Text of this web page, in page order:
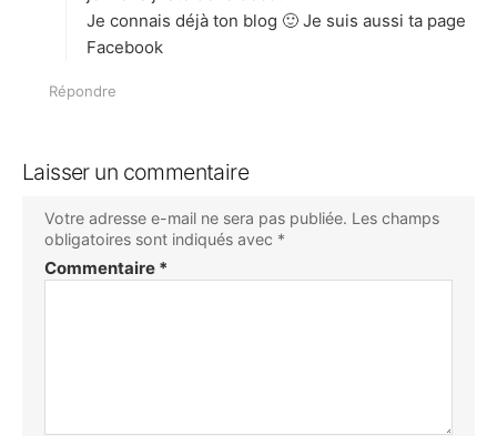
Je connais déjà ton blog 🙂 Je suis aussi ta page
Facebook
Répondre
Laisser un commentaire
Votre adresse e-mail ne sera pas publiée. Les champs
obligatoires sont indiqués avec *
Commentaire *